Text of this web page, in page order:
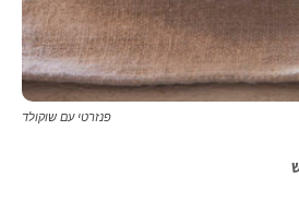
פנזרטי עם שוקולד